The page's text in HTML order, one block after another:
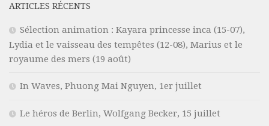
ARTICLES RÉCENTS
Sélection animation : Kayara princesse inca (15-07),
Lydia et le vaisseau des tempêtes (12-08), Marius et le
royaume des mers (19 août)
In Waves, Phuong Mai Nguyen, 1er juillet
Le héros de Berlin, Wolfgang Becker, 15 juillet